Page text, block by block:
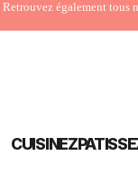
Retrouvez également tous